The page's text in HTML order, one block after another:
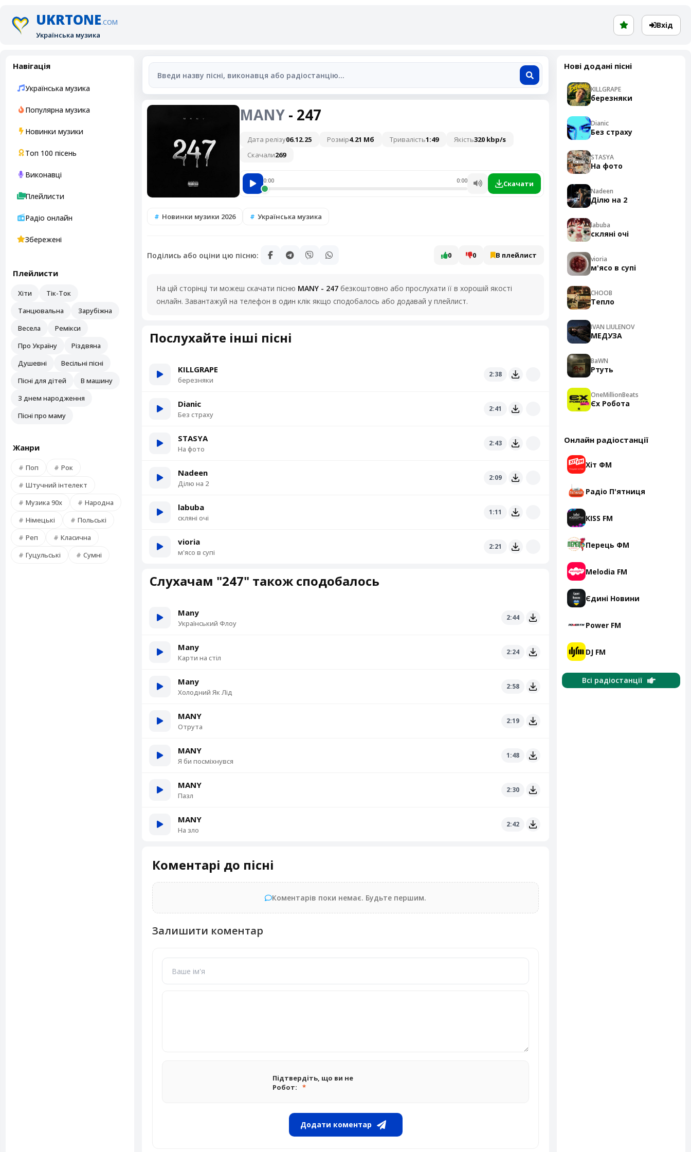
UKRTONE.COM
Українська музика
Вхід
Навігація
Українська музика
Популярна музика
Новинки музики
Топ 100 пісень
Виконавці
Плейлисти
Радіо онлайн
Збережені
Плейлисти
Хіти
Тік-Ток
Танцювальна
Зарубіжна
Весела
Ремікси
Про Україну
Різдвяна
Душевні
Весільні пісні
Пісні для дітей
В машину
З днем народження
Пісні про маму
Жанри
Поп
Рок
Штучний інтелект
Музика 90х
Народна
Німецькі
Польські
Реп
Класична
Гуцульські
Сумні
MANY - 247
Дата релізу06.12.25 Розмір4.21 Мб Тривалість1:49 Якість320 kbp/s
Скачали269
0:00 0:00 Скачати
Новинки музики 2026 Українська музика
Поділись або оціни цю пісню: 0 0 В плейлист
На цій сторінці ти можеш скачати пісню MANY - 247 безкоштовно або прослухати її в хорошій якості
онлайн. Завантажуй на телефон в один клік якщо сподобалось або додавай у плейлист.
Послухайте інші пісні
KILLGRAPE
березняки
2:38
Dianic
Без страху
2:41
STASYA
На фото
2:43
Nadeen
Ділю на 2
2:09
labuba
скляні очі
1:11
vioria
м'ясо в супі
2:21
Слухачам "247" також сподобалось
Many
Український Флоу
2:44
Many
Карти на стіл
2:24
Many
Холодний Як Лід
2:58
MANY
Отрута
2:19
MANY
Я би посміхнувся
1:48
MANY
Пазл
2:30
MANY
На зло
2:42
Коментарі до пісні
Коментарів поки немає. Будьте першим.
Залишити коментар
Підтвердіть, що ви не
Робот:
Додати коментар
Нові додані пісні
KILLGRAPE
березняки
Dianic
Без страху
STASYA
На фото
Nadeen
Ділю на 2
labuba
скляні очі
vioria
м'ясо в супі
CHOOB
Тепло
IVAN LIULENOV
МЕДУЗА
BaWN
Ртуть
OneMillionBeats
Єх Робота
Онлайн радіостанції
Хіт ФМ
Радіо П'ятниця
KISS FM
Перець ФМ
Melodia FM
Єдині Новини
Power FM
DJ FM
Всі радіостанції